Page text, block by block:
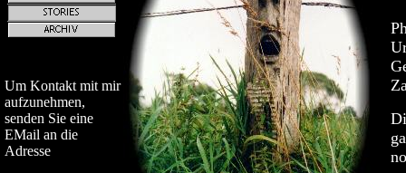
Um Kontakt mit mir
aufzunehmen,
senden Sie eine
EMail an die
Adresse